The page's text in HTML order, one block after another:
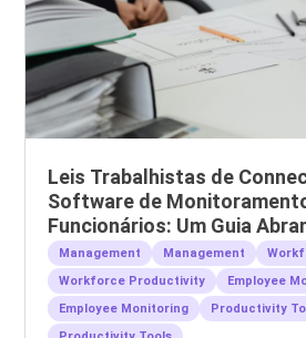
Leis Trabalhistas de
Software de
Funcionários: Um Guia
Empregadores
Management Management
Workforce Productivity
Employee
Employee Monitoring
Productivity